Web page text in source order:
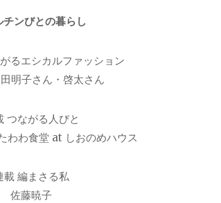
チンびとの暮らし
るエシカルファッション
明子さん・啓太さん
つながる人びと
わ食堂 at しおのめハウス
載 編まさる私
佐藤暁子